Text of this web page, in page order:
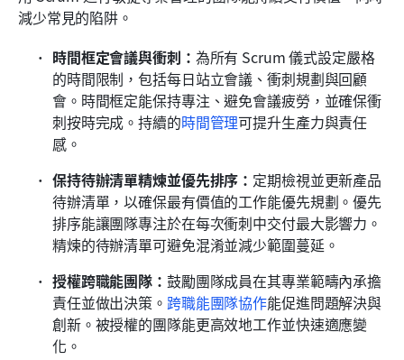
減少常見的陷阱。
時間框定會議與衝刺： 為所有 Scrum 儀式設定嚴格
的時間限制，包括每日站立會議、衝刺規劃與回顧
會。時間框定能保持專注、避免會議疲勞，並確保衝
刺按時完成。持續的時間管理可提升生產力與責任
感。
保持待辦清單精煉並優先排序： 定期檢視並更新產品
待辦清單，以確保最有價值的工作能優先規劃。優先
排序能讓團隊專注於在每次衝刺中交付最大影響力。
精煉的待辦清單可避免混淆並減少範圍蔓延。
授權跨職能團隊： 鼓勵團隊成員在其專業範疇內承擔
責任並做出決策。 跨職能團隊協作能促進問題解決與
創新。被授權的團隊能更高效地工作並快速適應變
化。